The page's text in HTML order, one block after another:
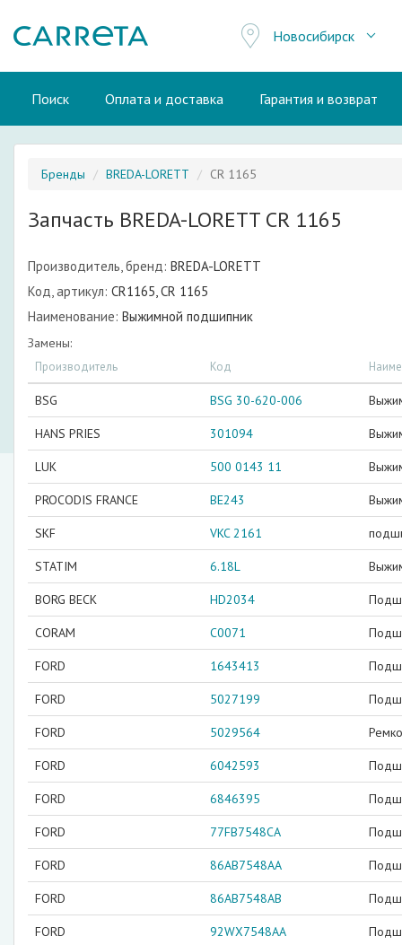
Новосибирск
Поиск Оплата и доставка Гарантия и возврат
Бренды BREDA-LORETT CR 1165
Запчасть BREDA-LORETT CR 1165
Производитель, бренд: BREDA-LORETT
Код, артикул: CR1165, CR 1165
Наименование: Выжимной подшипник
Замены:
Производитель Код
BSG BSG 30-620-006
HANS PRIES 301094
LUK 500 0143 11
PROCODIS FRANCE BE243
SKF VKC 2161
STATIM 6.18L
BORG BECK HD2034
CORAM C0071
FORD 1643413
FORD 5027199
FORD 5029564
FORD 6042593
FORD 6846395
FORD 77FB7548CA
FORD 86AB7548AA
FORD 86AB7548AB
FORD 92WX7548AA